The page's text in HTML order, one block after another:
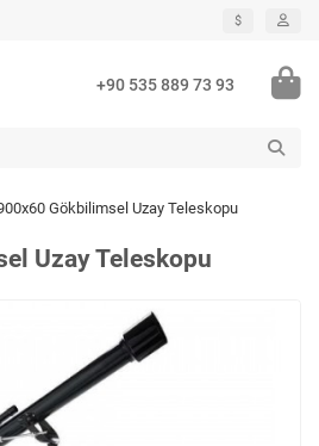
$
+90 535 889 73 93
Gökbilimsel Uzay Teleskopu
Uzay Teleskopu